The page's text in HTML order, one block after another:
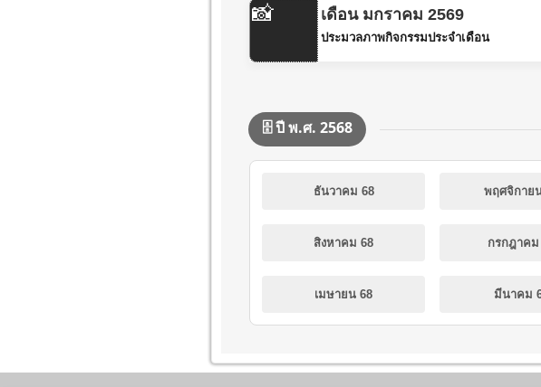
📸 เดือน มกราคม 2569
ประมวลภาพกิจกรรมประจำเดือน
🗄️ ปี พ.ศ. 2568
ธันวาคม 68 พฤศจิกาย
สิงหาคม 68 กรกฎาคม
เมษายน 68 มีนาคม